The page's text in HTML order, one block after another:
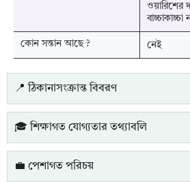
ওয়ারিশের
কোন সন্তান আছে ? নেই
📍 ঠিকানাসংক্রান্ত বিবরণ
🎓 শিক্ষাগত যোগ্যতার তথ্যাবলি
💼 পেশাগত পরিচয়